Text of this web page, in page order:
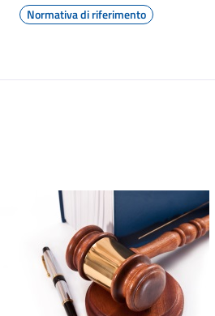
Normativa di riferimento